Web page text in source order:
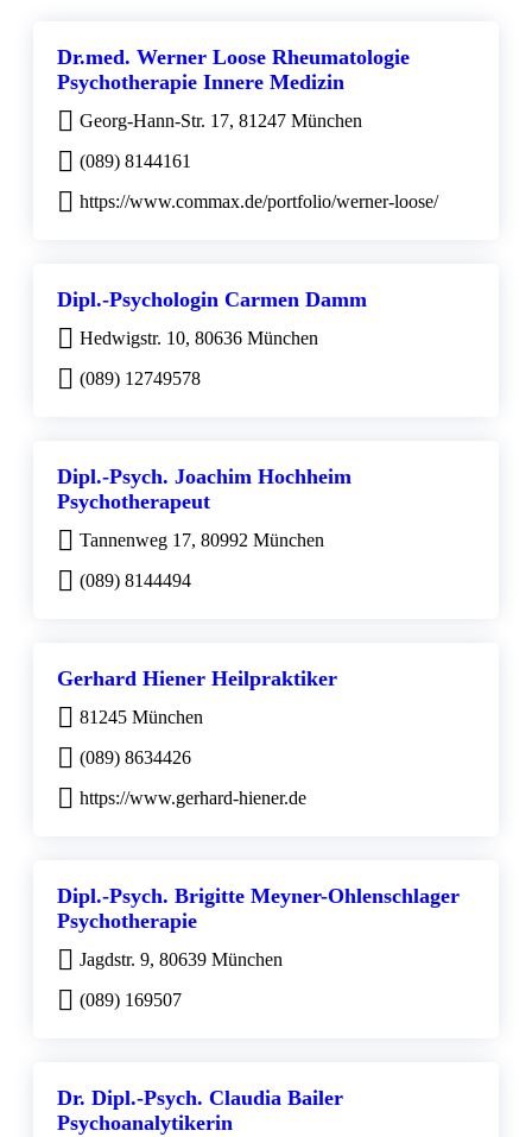
Dr.med. Werner Loose Rheumatologie
Psychotherapie Innere Medizin
Georg-Hann-Str. 17, 81247 München
(089) 8144161
https://www.commax.de/portfolio/werner-loose/
Dipl.-Psychologin Carmen Damm
Hedwigstr. 10, 80636 München
(089) 12749578
Dipl.-Psych. Joachim Hochheim
Psychotherapeut
Tannenweg 17, 80992 München
(089) 8144494
Gerhard Hiener Heilpraktiker
81245 München
(089) 8634426
https://www.gerhard-hiener.de
Dipl.-Psych. Brigitte Meyner-Ohlenschlager
Psychotherapie
Jagdstr. 9, 80639 München
(089) 169507
Dr. Dipl.-Psych. Claudia Bailer
Psychoanalytikerin